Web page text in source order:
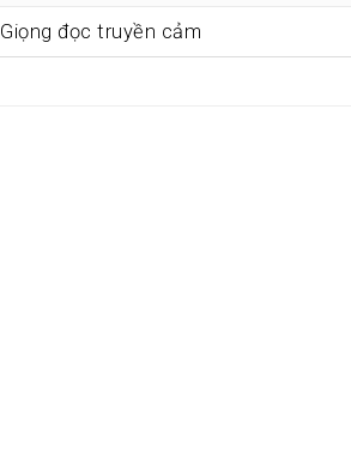
Giọng đọc truyền cảm